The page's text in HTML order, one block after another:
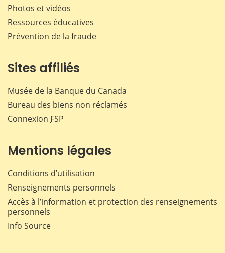
Photos et vidéos
Ressources éducatives
Prévention de la fraude
Sites affiliés
Musée de la Banque du Canada
Bureau des biens non réclamés
Connexion FSP
Mentions légales
Conditions d’utilisation
Renseignements personnels
Accès à l’information et protection des renseignements
personnels
Info Source